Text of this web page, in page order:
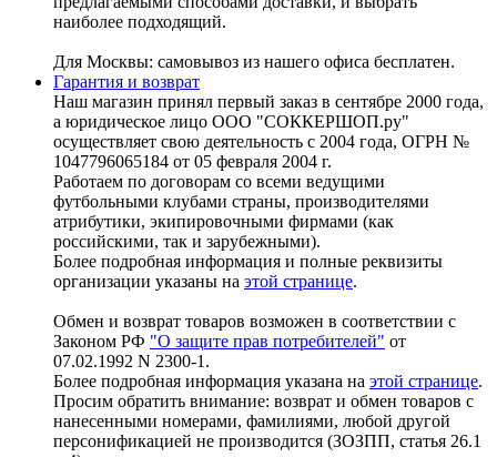
наиболее подходящий.
Для Москвы: самовывоз из нашего офиса бесплатен.
Гарантия и возврат
Наш магазин принял первый заказ в сентябре 2000 года,
а юридическое лицо ООО "СОККЕРШОП.ру"
осуществляет свою деятельность с 2004 года, ОГРН №
1047796065184 от 05 февраля 2004 г.
Работаем по договорам со всеми ведущими
футбольными клубами страны, производителями
атрибутики, экипировочными фирмами (как
российскими, так и зарубежными).
Более подробная информация и полные реквизиты
организации указаны на этой странице.
Обмен и возврат товаров возможен в соответствии с
Законом РФ "О защите прав потребителей" от
07.02.1992 N 2300-1.
Более подробная информация указана на этой странице.
Просим обратить внимание: возврат и обмен товаров с
нанесенными номерами, фамилиями, любой другой
персонификацией не производится (ЗОЗПП, статья 26.1